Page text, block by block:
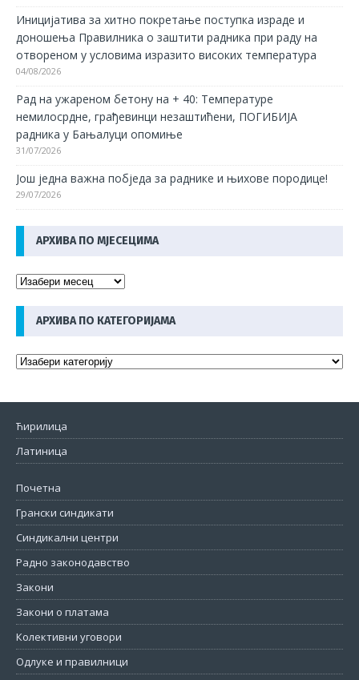
Иницијатива за хитно покретање поступка израде и
доношења Правилника о заштити радника при раду на
отвореном у условима изразито високих температура
04/08/2026
Рад на ужареном бетону на + 40: Температуре
немилосрдне, грађевинци незаштићени, ПОГИБИЈА
радника у Бањалуци опомиње
31/07/2026
Још једна важна побједа за раднике и њихове породице!
29/07/2026
АРХИВА ПО МЈЕСЕЦИМА
АРХИВА ПО КАТЕГОРИЈАМА
Ћирилица
Латиница
Почетна
Грански синдикати
Синдикални центри
Радно законодавство
Закони
Закони о платама
Колективни уговори
Одлуке и правилници